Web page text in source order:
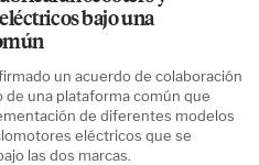
bajo una
un acuerdo de colaboración
de una plataforma común que
de diferentes modelos
eléctricos que se
las dos marcas.